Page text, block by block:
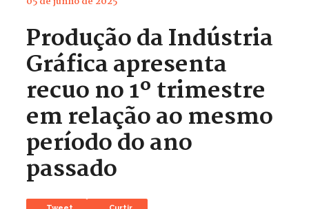
Produção da Indústria
Gráfica apresenta
recuo no 1º trimestre
em relação ao mesmo
período do ano
passado